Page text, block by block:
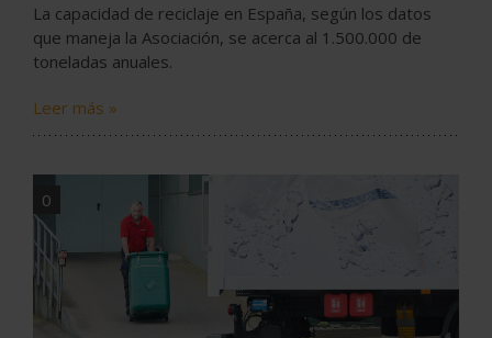
La capacidad de reciclaje en España, según los datos
que maneja la Asociación, se acerca al 1.500.000 de
toneladas anuales.
Leer más »
0